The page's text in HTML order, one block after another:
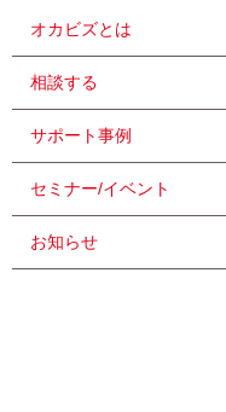
オカビズとは
相談する
サポート事例
セミナー/イベント
お知らせ